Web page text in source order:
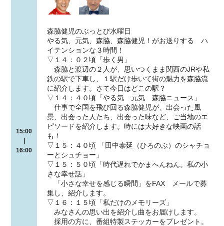
15:00
16:00
森脇健児のぶっとび水曜日
やる気、元気、森脇、森脇健児！がお送りする ハ
イテンションな３時間！
▽１４：０２頃「歩く男」
森脇と渡辺の２人が、思いつくまま関西のJRや私
鉄の駅で下車し、１駅だけ歩いて街の魅力を森脇流
に紹介します。さて今日はどこの駅？
▽１４：４０頃「やる気 元気 森脇ニュース」
仕事で全国を飛び回る森脇健児が、出会った風
景、出会った人たち、出会った味など、ご当地のエ
ピソードを紹介します。時には大好きな映画の話
も！
▽１５：４０頃 「田中泰延（ひろのぶ）のシャチョ
ーとシュチョー」
▽１５：５０頃「時代遅れでかまへんねん。私の小
さな幸せ話」
「小さな幸せを感じる瞬間」をFAX メールで募
集し、紹介します。
▽１６：１５頃「私だけのメモリーズ」
みなさんの思い出を紹介し曲をお届けします。
採用の方に、番組特製ステッカーをプレゼント。